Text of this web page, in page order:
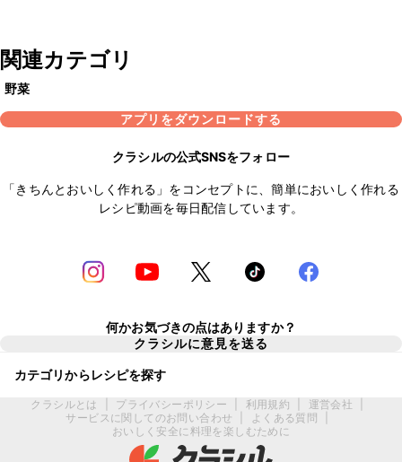
関連カテゴリ
野菜
アプリをダウンロードする
クラシルの公式SNSをフォロー
「きちんとおいしく作れる」をコンセプトに、簡単においしく作れる
レシピ動画を毎日配信しています。
何かお気づきの点はありますか？
クラシルに意見を送る
カテゴリからレシピを探す
クラシルとは プライバシーポリシー 利用規約 運営会社
サービスに関してのお問い合わせ
よくある質問
おいしく安全に料理を楽しむために